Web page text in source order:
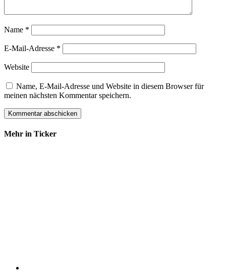
Name *
E-Mail-Adresse *
Website
Name, E-Mail-Adresse und Website in diesem Browser für
meinen nächsten Kommentar speichern.
Mehr in Ticker